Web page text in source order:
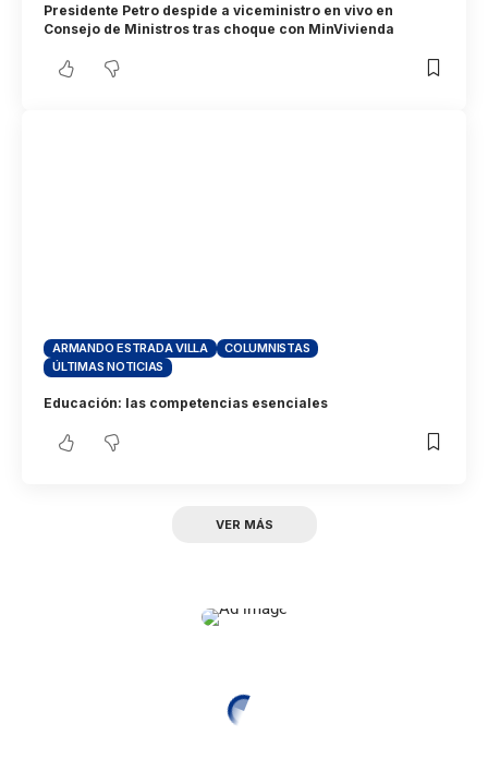
Presidente Petro despide a viceministro en vivo en
Consejo de Ministros tras choque con MinVivienda
ARMANDO ESTRADA VILLA
COLUMNISTAS
ÚLTIMAS NOTICIAS
Educación: las competencias esenciales
VER MÁS